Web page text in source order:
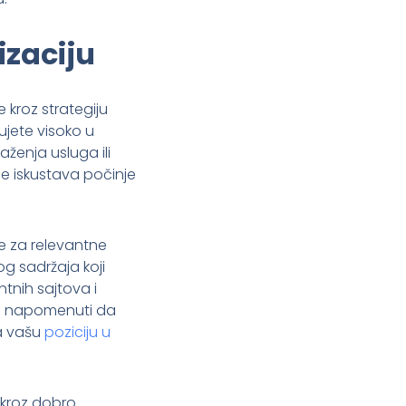
kroz strategiju
visoko u
usluga ili
iskustava počinje
za relevantne
sadržaja koji
sajtova i
napomenuti da
vašu poziciju u